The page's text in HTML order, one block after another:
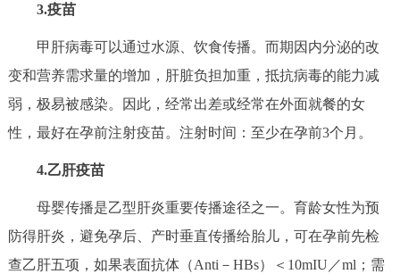
北京概况
绿色北京 图说北京 视频北京
多语种
DEUTSCH FRANÇAIS РУССКИЙ ЯЗЫК
ESPAÑOL العربية PORTUGUÊS
3.疫苗
甲肝病毒可以通过水源、饮食传播。而期因内分泌的改
变和营养需求量的增加，肝脏负担加重，抵抗病毒的能力减
弱，极易被感染。因此，经常出差或经常在外面就餐的女
性，最好在孕前注射疫苗。注射时间：至少在孕前3个月。
4.乙肝疫苗
母婴传播是乙型肝炎重要传播途径之一。育龄女性为预
防得肝炎，避免孕后、产时垂直传播给胎儿，可在孕前先检
查乙肝五项，如果表面抗体（Anti－HBs）＜10mIU／ml；需